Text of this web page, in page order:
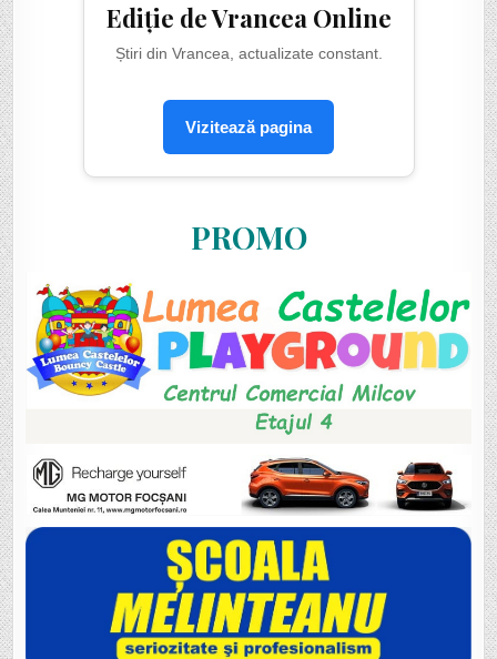
Ediție de Vrancea Online
Știri din Vrancea, actualizate constant.
Vizitează pagina
PROMO